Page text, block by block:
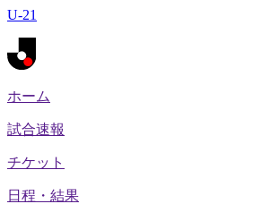
U-21
ホーム
試合速報
チケット
日程・結果